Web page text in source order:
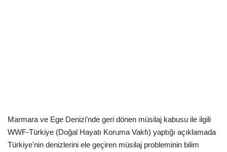
Marmara ve Ege Denizi’nde geri dönen müsilaj kabusu ile ilgili
WWF-Türkiye (Doğal Hayatı Koruma Vakfı) yaptığı açıklamada
Türkiye'nin denizlerini ele geçiren müsilaj probleminin bilim